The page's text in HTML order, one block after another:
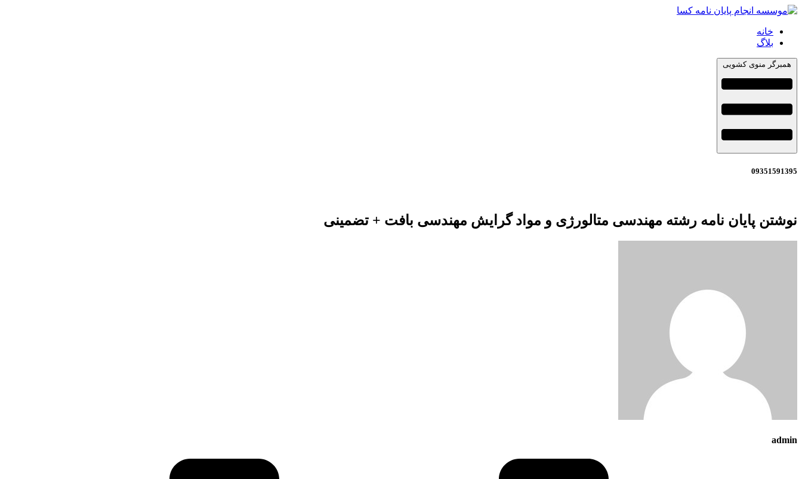
خانه
بلاگ
همبرگر منوی کشویی
09351591395
نوشتن پایان نامه رشته مهندسی متالورژی و مواد گرایش مهندسی بافت + تضمینی
admin